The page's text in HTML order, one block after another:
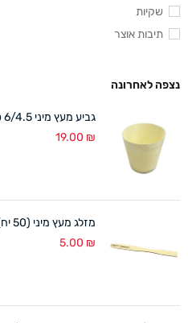
שקיות
תיבות אוצר
נצפה לאחרונה
גביע מעץ מיני 6/4.5 ס"מ (50 יח')
19.00 ₪
מזלג מעץ מיני (50 יח)
5.00 ₪